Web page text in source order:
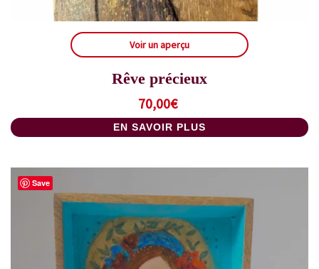
Voir un aperçu
Rêve précieux
70,00€
EN SAVOIR PLUS
Save